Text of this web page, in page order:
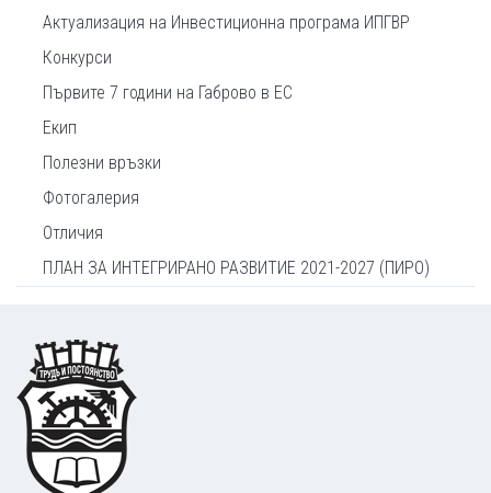
Актуализация на Инвестиционна програма ИПГВР
Конкурси
Първите 7 години на Габрово в ЕС
Екип
Полезни връзки
Фотогалерия
Отличия
ПЛАН ЗА ИНТЕГРИРАНО РАЗВИТИЕ 2021-2027 (ПИРО)
Footer